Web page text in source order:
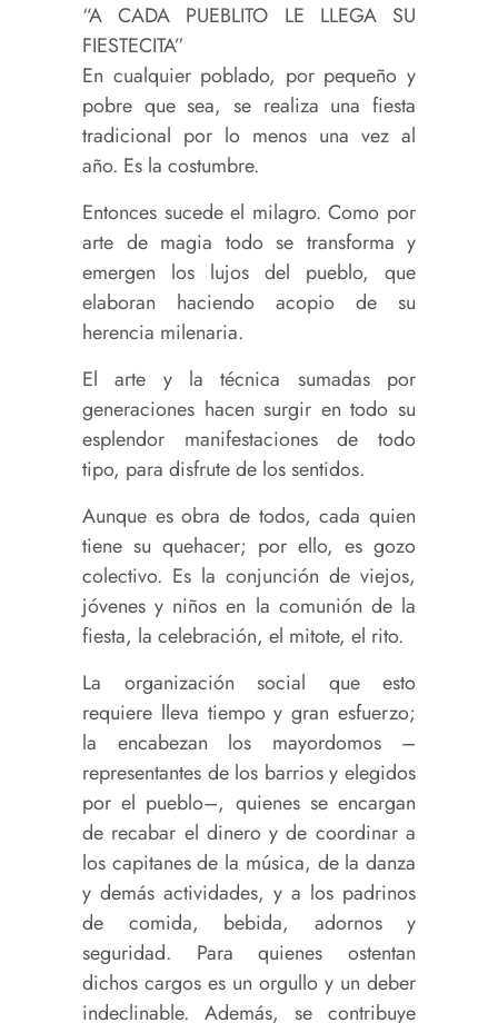
“A CADA PUEBLITO LE LLEGA SU
FIESTECITA”
En cualquier poblado, por pequeño y
pobre que sea, se realiza una fiesta
tradicional por lo menos una vez al
año. Es la costumbre.
Entonces sucede el milagro. Como por
arte de magia todo se transforma y
emergen los lujos del pueblo, que
elaboran haciendo acopio de su
herencia milenaria.
El arte y la técnica sumadas por
generaciones hacen surgir en todo su
esplendor manifestaciones de todo
tipo, para disfrute de los sentidos.
Aunque es obra de todos, cada quien
tiene su quehacer; por ello, es gozo
colectivo. Es la conjunción de viejos,
jóvenes y niños en la comunión de la
fiesta, la celebración, el mitote, el rito.
La organización social que esto
requiere lleva tiempo y gran esfuerzo;
la encabezan los mayordomos –
representantes de los barrios y elegidos
por el pueblo–, quienes se encargan
de recabar el dinero y de coordinar a
los capitanes de la música, de la danza
y demás actividades, y a los padrinos
de comida, bebida, adornos y
seguridad. Para quienes ostentan
dichos cargos es un orgullo y un deber
indeclinable. Además, se contribuye